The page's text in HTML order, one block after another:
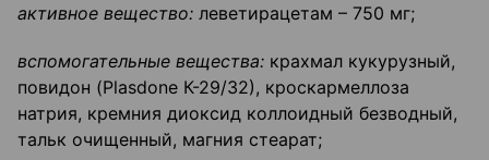
активное вещество: леветирацетам – 750 мг;
вспомогательные вещества: крахмал кукурузный,
повидон (Plasdone К-29/32), кроскармеллоза
натрия, кремния диоксид коллоидный безводный,
тальк очищенный, магния стеарат;